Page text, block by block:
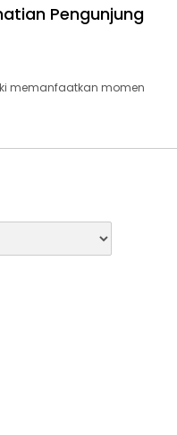
Pengunjung
memanfaatkan momen